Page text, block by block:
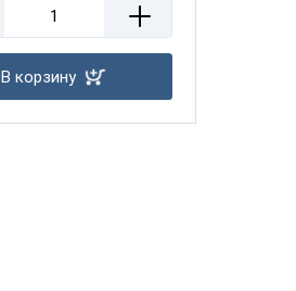
В корзину